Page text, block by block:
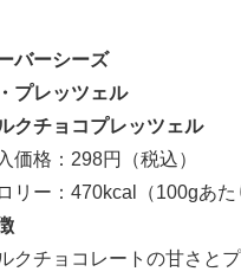
バーシーズ
プレッツェル
クチョコプレッツェル
価格：298円（税込）
リー：470kcal（100gあた
クチョコレートの甘さと